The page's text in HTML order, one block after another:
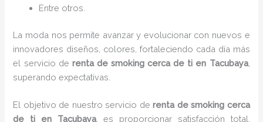
Entre otros.
La moda nos permite avanzar y evolucionar con nuevos e
innovadores diseños, colores, fortaleciendo cada día más
el servicio de renta de smoking cerca de ti en Tacubaya,
superando expectativas.
El objetivo de nuestro servicio derenta de smoking cerca
de ti
en Tacubaya, es proporcionar satisfacción total,